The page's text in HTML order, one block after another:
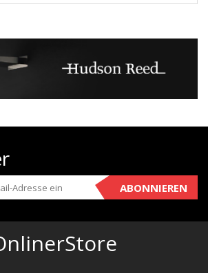
ABONNIEREN